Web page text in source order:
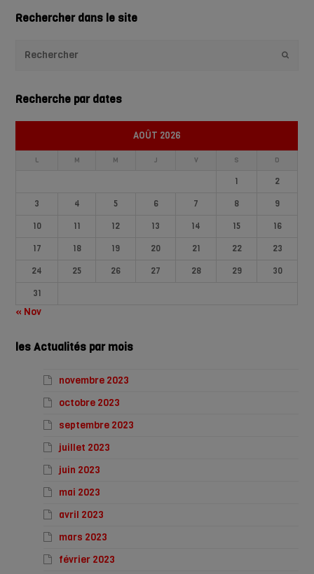
Rechercher dans le site
Recherche par dates
AOÛT 2026
L M M J V S D
1
2
3
4 5 6 7 8
9
10
11 12 13 14 15
16
17
18 19 20 21 22
23
24
25 26 27 28 29
30
31
« Nov
les Actualités par mois
novembre 2023
octobre 2023
septembre 2023
juillet 2023
juin 2023
mai 2023
avril 2023
mars 2023
février 2023